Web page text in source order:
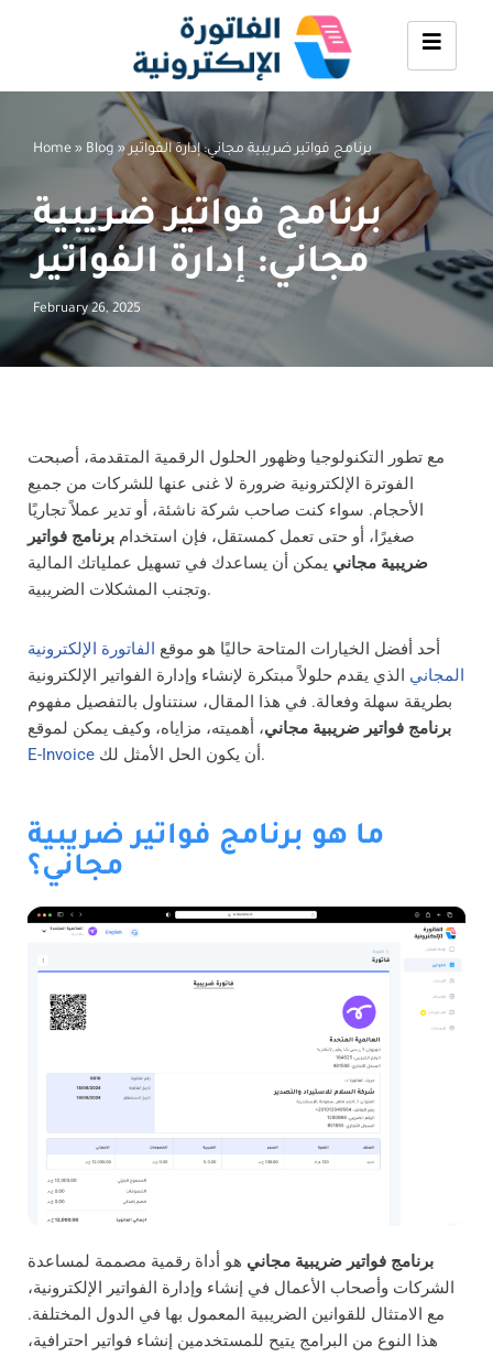
Home » Blog » برنامج فواتير ضريبية مجاني: إدارة الفواتير
برنامج فواتير ضريبية
مجاني: إدارة الفواتير
February 26, 2025
مع تطور التكنولوجيا وظهور الحلول الرقمية المتقدمة، أصبحت
الفوترة الإلكترونية ضرورة لا غنى عنها للشركات من جميع
الأحجام. سواء كنت صاحب شركة ناشئة، أو تدير عملاً تجاريًا
صغيرًا، أو حتى تعمل كمستقل، فإن استخدام برنامج فواتير
ضريبية مجاني يمكن أن يساعدك في تسهيل عملياتك المالية
وتجنب المشكلات الضريبية.
أحد أفضل الخيارات المتاحة حاليًا هو موقع الفاتورة الإلكترونية
المجاني الذي يقدم حلولاً مبتكرة لإنشاء وإدارة الفواتير الإلكترونية
بطريقة سهلة وفعالة. في هذا المقال، سنتناول بالتفصيل مفهوم
برنامج فواتير ضريبية مجاني، أهميته، مزاياه، وكيف يمكن لموقع
E-Invoice
أن يكون الحل الأمثل لك.
ما هو برنامج فواتير ضريبية
مجاني؟
برنامج فواتير ضريبية مجاني هو أداة رقمية مصممة لمساعدة
الشركات وأصحاب الأعمال في إنشاء وإدارة الفواتير الإلكترونية،
مع الامتثال للقوانين الضريبية المعمول بها في الدول المختلفة.
هذا النوع من البرامج يتيح للمستخدمين إنشاء فواتير احترافية،